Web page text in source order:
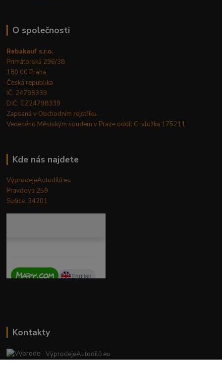
O společnosti
Rebakauf s.r.o.
Primátorská 296/38
180 00 Praha
Česká republika
IČ: 24798339
DIČ: CZ24798339
Zapsaná v Obchodním rejstříku.
Vedeného Městským soudem v Praze oddíl C, vložka 175211
Kde nás najdete
VýprodejeAutodílů.eu
Pravdova 259
Sušice, 34201
Kontakty
VýprodejeAutodílů.eu